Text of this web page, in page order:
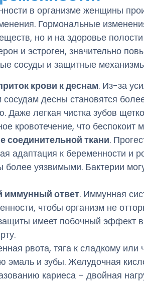
в организме женщины
Гормональные
но и на здоровье
и эстроген, значительно
сосуды и защитные
крови к деснам. Из-за
десны становятся
Даже легкая чистка зубов
кровотечение, что
соединительной ткани.
адаптация к беременности и
более уязвимыми. Бактерии
иммунный ответ. Иммунная
чтобы организм не
имеет побочный эффект
рвота, тяга к сладкому или
эмаль и зубы. Желудочная
кариеса – двойная